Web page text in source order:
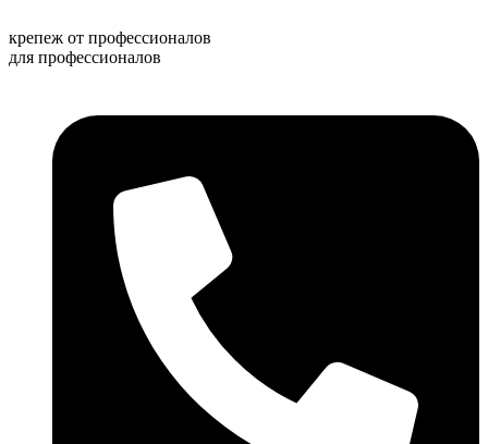
к
содержимому
крепеж от профессионалов
для профессионалов